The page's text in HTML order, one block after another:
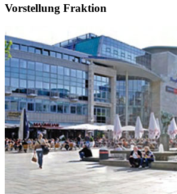
Vorstellung Fraktion